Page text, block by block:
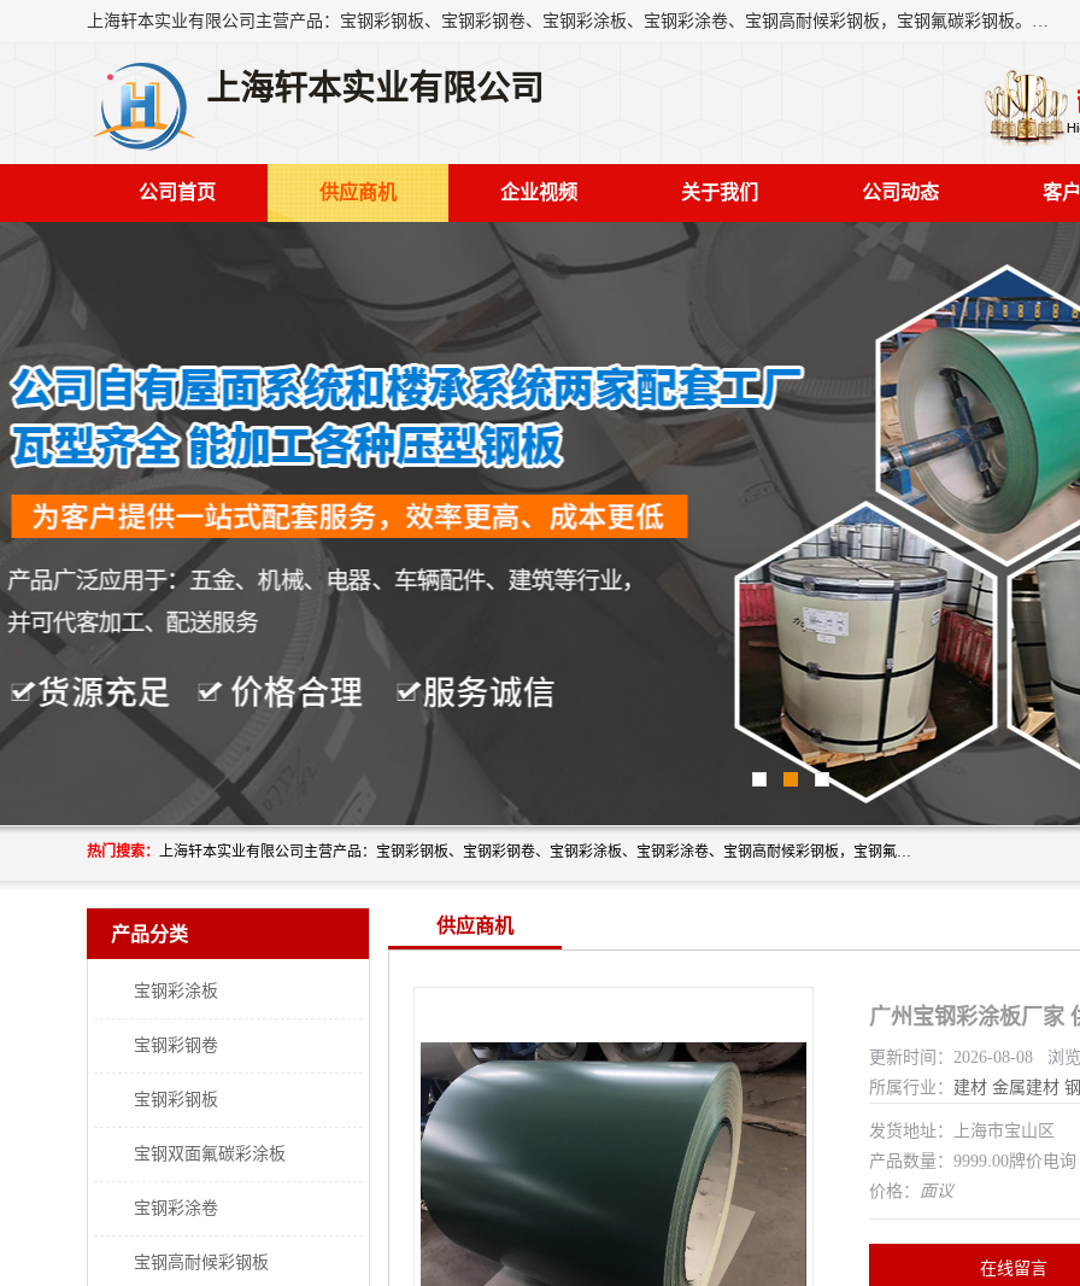
上海轩本实业有限公司主营产品：宝钢彩钢板、宝钢彩钢卷、宝钢彩涂板、宝钢彩涂卷、宝钢高耐候彩钢板，宝钢氟碳彩钢板。是一家集钢铁贸易，物流、加工为一体的产业全配套公司。
上海轩本实业有限公司
公司首页 供应商机 企业视频 关于我们 公司动态 客
热门搜索： 上海轩本实业有限公司主营产品：宝钢彩钢板、宝钢彩钢卷、宝钢彩涂板、宝钢彩涂卷、宝钢高耐候彩钢板，宝钢氟碳彩钢板。是一家集钢铁贸易，物流、加工为一体的产业全配套公司。
产品分类
宝钢彩涂板
宝钢彩钢卷
宝钢彩钢板
宝钢双面氟碳彩涂板
宝钢彩涂卷
宝钢高耐候彩钢板
供应商机
广州宝钢彩涂板厂家
更新时间：2026-08-08 浏
所属行业： 建材 金属建材
发货地址：上海市宝山区
产品数量：9999.00牌价电询
价格： 面议
在线留言